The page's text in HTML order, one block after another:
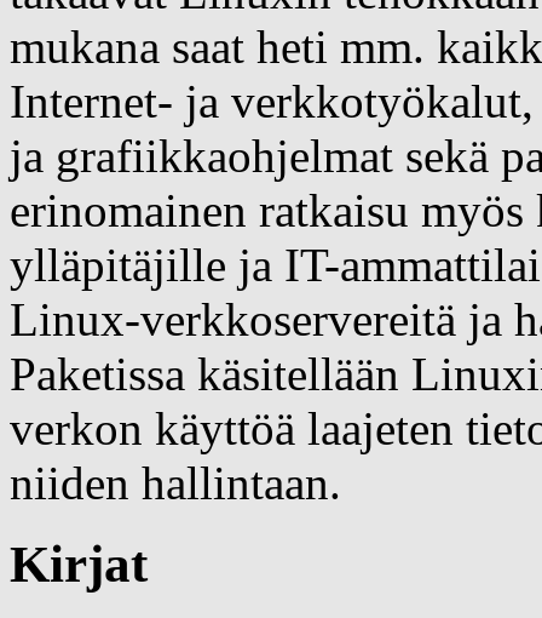
mukana saat heti mm.
Internet- ja
ja grafiikkaohjelmat sekä
erinomainen ratkaisu
ylläpitäjille ja IT-
Linux-verkkoservereitä ja
Paketissa käsitellään
verkon käyttöä laajeten
niiden hallintaan.
Kirjat